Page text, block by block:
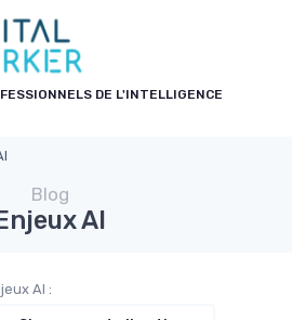
DE L'INTELLIGENCE
Blog
AI
AI :